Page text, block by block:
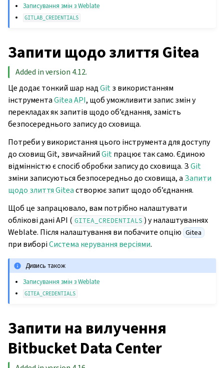
Записування змін з Weblate
GITLAB_CREDENTIALS
Запити щодо злиття Gitea
Added in version 4.12.
Це додає тонкий шар надGitз використанням
інструментаGitea API, щоб уможливити запис змін у
перекладах як запитів щодо об’єднання, замість
безпосереднього запису до сховища.
Потреби у використання цього інструмента для доступу
до сховищ Git, звичайнийGitпрацює так само. Єдиною
відмінністю є спосіб обробки запису до сховища. ЗGit
зміни записуються безпосередньо до сховища, а Запити
щодо злиття Giteaстворює запит щодо об’єднання.
Щоб це запрацювало, вам потрібно налаштувати
облікові дані API ( GITEA_CREDENTIALS ) у налаштуваннях
Weblate. Після налаштування ви побачите опцію Gitea
при виборіСистема керування версіями.
Дивись також
Записування змін з Weblate
GITEA_CREDENTIALS
Запити на вилучення
Bitbucket Data Center